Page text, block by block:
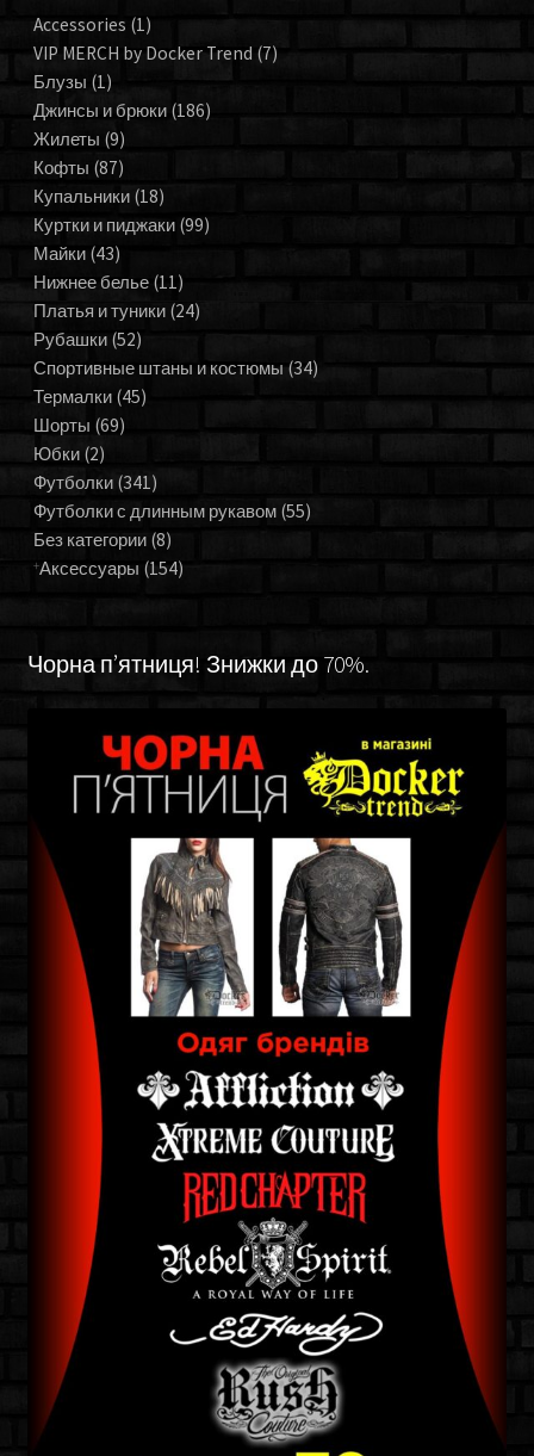
Accessories (1)
VIP MERCH by Docker Trend (7)
Блузы (1)
Джинсы и брюки (186)
Жилеты (9)
Кофты (87)
Купальники (18)
Куртки и пиджаки (99)
Майки (43)
Нижнее белье (11)
Платья и туники (24)
Рубашки (52)
Спортивные штаны и костюмы (34)
Термалки (45)
Шорты (69)
Юбки (2)
Футболки (341)
Футболки с длинным рукавом (55)
Без категории (8)
Аксессуары (154)
Чорна п’ятниця! Знижки до 70%.